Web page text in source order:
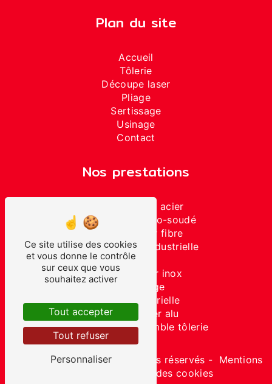
Plan du site
Accueil
Tôlerie
Découpe laser
Pliage
Sertissage
Usinage
Contact
Nos prestations
Découpe laser acier
Ensemble mécano-soudé
Découpe laser fibre
Sous-traitance industrielle
Soudure
Découpe laser inox
Assemblage
Tôlerie industrielle
Découpe laser alu
Fabrication d'ensemble tôlerie
Vistalid- 2026 - Tous droits réservés - Mentions
Gestion des cookies
Ce site utilise des cookies
et vous donne le contrôle
sur ceux que vous
souhaitez activer
Tout accepter
Tout refuser
Personnaliser